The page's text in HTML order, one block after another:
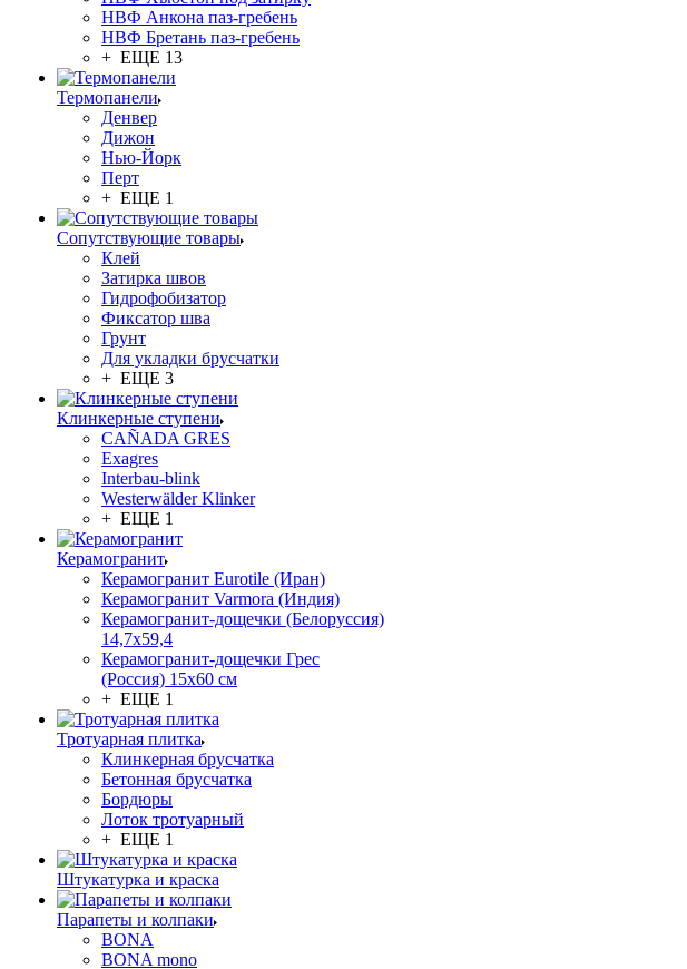
НВФ Анкона паз-гребень
НВФ Бретань паз-гребень
+ ЕЩЕ 13
Термопанели
Денвер
Дижон
Нью-Йорк
Перт
+ ЕЩЕ 1
Сопутствующие товары
Клей
Затирка швов
Гидрофобизатор
Фиксатор шва
Грунт
Для укладки брусчатки
+ ЕЩЕ 3
Клинкерные ступени
CAÑADA GRES
Exagres
Interbau-blink
Westerwälder Klinker
+ ЕЩЕ 1
Керамогранит
Керамогранит Eurotile (Иран)
Керамогранит Varmora (Индия)
Керамогранит-дощечки (Белоруссия)
14,7x59,4
Керамогранит-дощечки Грес
(Россия) 15х60 см
+ ЕЩЕ 1
Тротуарная плитка
Клинкерная брусчатка
Бетонная брусчатка
Бордюры
Лоток тротуарный
+ ЕЩЕ 1
Штукатурка и краска
Парапеты и колпаки
BONA
BONA mono